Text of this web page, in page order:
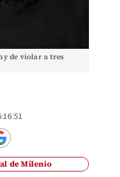
de violar a tres
de Milenio